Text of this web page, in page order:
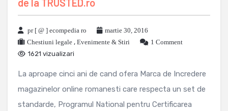
de la TRUSTED.ro
pr [ @ ] ecompedia ro
martie 30, 2016
Chestiuni legale , Evenimente & Stiri
1 Comment
1621 vizualizari
La aproape cinci ani de cand ofera Marca de Incredere
magazinelor online romanesti care respecta un set de
standarde, Programul National pentru Certificarea